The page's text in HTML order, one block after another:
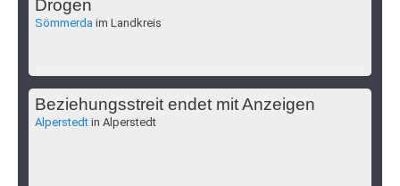
Drogen
Sömmerda im Landkreis
Beziehungsstreit endet mit Anzeigen
Alperstedt in Alperstedt